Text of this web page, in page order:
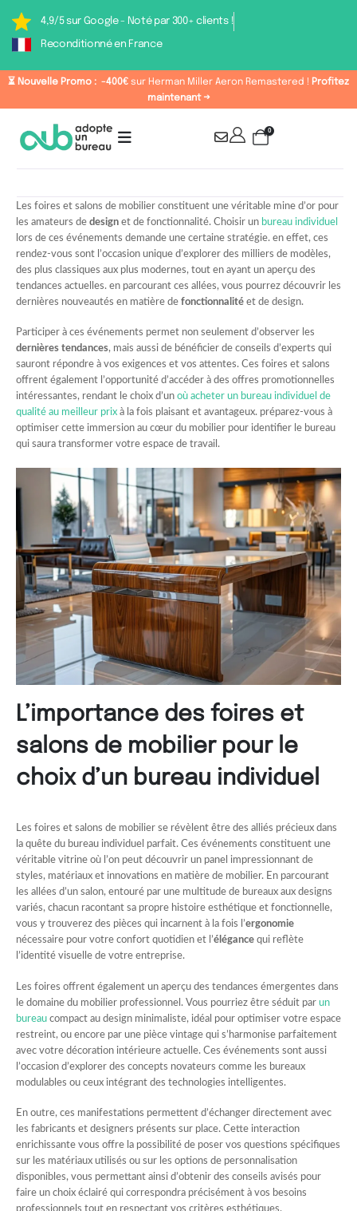
4,9/5 sur Google - Noté par 300+ clients !
Reconditionné en France
⏳ Nouvelle Promo : -400€ sur Herman Miller Aeron Remastered ! Profitez
maintenant →
0
Les foires et salons de mobilier constituent une véritable mine d’or pour
les amateurs de design et de fonctionnalité. Choisir un bureau individuel
lors de ces événements demande une certaine stratégie. en effet, ces
rendez-vous sont l’occasion unique d’explorer des milliers de modèles,
des plus classiques aux plus modernes, tout en ayant un aperçu des
tendances actuelles. en parcourant ces allées, vous pourrez découvrir les
dernières nouveautés en matière de fonctionnalité et de design.
Participer à ces événements permet non seulement d’observer les
dernières tendances, mais aussi de bénéficier de conseils d’experts qui
sauront répondre à vos exigences et vos attentes. Ces foires et salons
offrent également l’opportunité d’accéder à des offres promotionnelles
intéressantes, rendant le choix d’un où acheter un bureau individuel de
qualité au meilleur prix à la fois plaisant et avantageux. préparez-vous à
optimiser cette immersion au cœur du mobilier pour identifier le bureau
qui saura transformer votre espace de travail.
L’importance des foires et
salons de mobilier pour le
choix d’un bureau individuel
Les foires et salons de mobilier se révèlent être des alliés précieux dans
la quête du bureau individuel parfait. Ces événements constituent une
véritable vitrine où l’on peut découvrir un panel impressionnant de
styles, matériaux et innovations en matière de mobilier. En parcourant
les allées d’un salon, entouré par une multitude de bureaux aux designs
variés, chacun racontant sa propre histoire esthétique et fonctionnelle,
vous y trouverez des pièces qui incarnent à la fois l’ergonomie
nécessaire pour votre confort quotidien et l’élégance qui reflète
l’identité visuelle de votre entreprise.
Les foires offrent également un aperçu des tendances émergentes dans
le domaine du mobilier professionnel. Vous pourriez être séduit par un
bureau compact au design minimaliste, idéal pour optimiser votre espace
restreint, ou encore par une pièce vintage qui s’harmonise parfaitement
avec votre décoration intérieure actuelle. Ces événements sont aussi
l’occasion d’explorer des concepts novateurs comme les bureaux
modulables ou ceux intégrant des technologies intelligentes.
En outre, ces manifestations permettent d’échanger directement avec
les fabricants et designers présents sur place. Cette interaction
enrichissante vous offre la possibilité de poser vos questions spécifiques
sur les matériaux utilisés ou sur les options de personnalisation
disponibles, vous permettant ainsi d’obtenir des conseils avisés pour
faire un choix éclairé qui correspondra précisément à vos besoins